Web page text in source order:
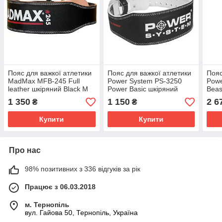
Пояс для важкої атлетики
MadMax MFB-245 Full
leather шкіряний Black M
1 350 ₴
Купити
Пояс для важкої атлетики
Power System PS-3250
Power Basic шкіряний
Black M
1 150₴
Купити
M
2
Про нас
98% позитивних з 336 відгуків за рік
Працює з 06.03.2018
м. Тернопіль
вул. Гайова 50, Тернопіль, Україна